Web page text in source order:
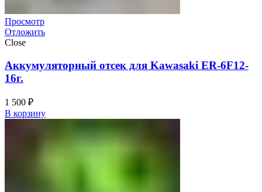
Просмотр
Отложить
Close
Аккумуляторный отсек для Kawasaki ER-6F12-
16г.
1 500 ₽
В корзину